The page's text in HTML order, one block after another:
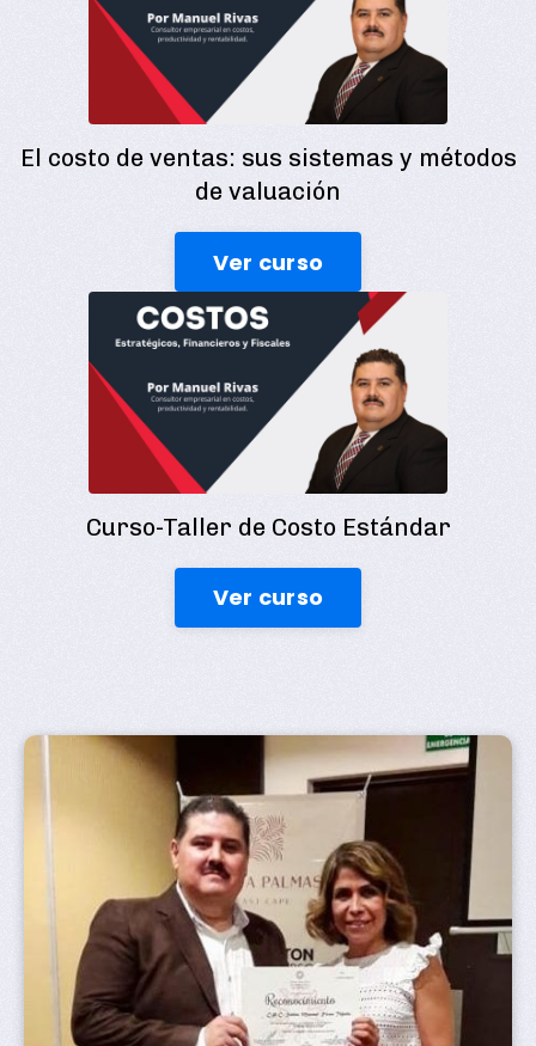
El costo de ventas: sus sistemas y métodos
de valuación
Ver curso
Curso-Taller de Costo Estándar
Ver curso